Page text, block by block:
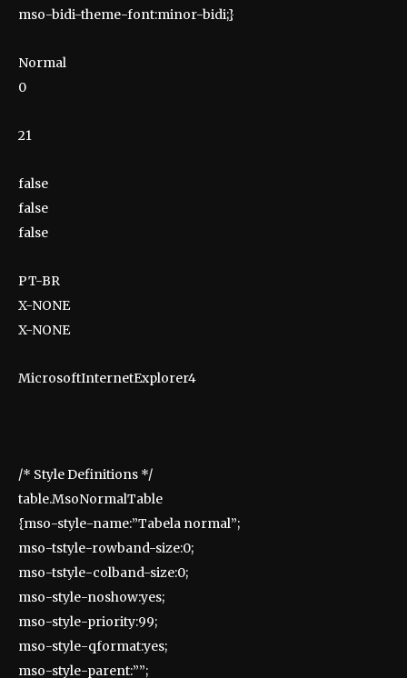
mso-bidi-theme-font:minor-bidi;}
Normal
0
21
false
false
false
PT-BR
X-NONE
X-NONE
MicrosoftInternetExplorer4
/* Style Definitions */
table.MsoNormalTable
{mso-style-name:”Tabela normal”;
mso-tstyle-rowband-size:0;
mso-tstyle-colband-size:0;
mso-style-noshow:yes;
mso-style-priority:99;
mso-style-qformat:yes;
mso-style-parent:””;